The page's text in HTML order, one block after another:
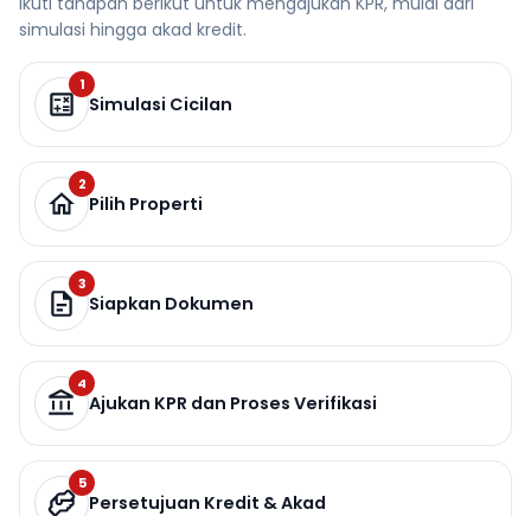
simulasi hingga akad kredit.
1
Simulasi Cicilan
2
Pilih Properti
3
Siapkan Dokumen
4
Ajukan KPR dan Proses Verifikasi
5
Persetujuan Kredit & Akad